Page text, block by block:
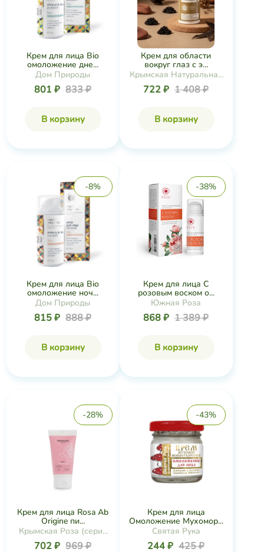
Крем для лица Bio
омоложение дне...
Дом Природы
801 ₽ 833 ₽
В корзину
Крем для области
вокруг глаз с э...
Крымская Натуральная
Коллекция
722 ₽ 1 408 ₽
В корзину
-8%
Крем для лица Bio
омоложение ноч...
Дом Природы
815 ₽ 888 ₽
В корзину
-38%
Крем для лица С
розовым воском о...
Южная Роза
868 ₽ 1 389 ₽
В корзину
-28%
Крем для лица Rosa Ab
Origine пи...
Крымская Роза (серия
Rosa Ab Origine)
702 ₽ 969 ₽
-43%
Крем для лица
Омоложение Мухомор...
Святая Рука
244 ₽ 425 ₽